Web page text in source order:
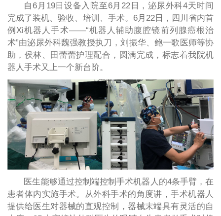
自6月19日设备入院至6月22日，泌尿外科4天时间
完成了装机、验收、培训、手术。6月22日，四川省内首
例Xi机器人手术——“机器人辅助腹腔镜前列腺癌根治
术”由泌尿外科魏强教授执刀，刘振华、鲍一歌医师等协
助，侯林、田蕾蕾护理配合，圆满完成，标志着我院机
器人手术又上一个新台阶。
医生能够通过控制端控制手术机器人的4条手臂，在
患者体内实施手术。从外科手术的角度讲，手术机器人
提供给医生对器械的直观控制，器械末端具有灵活的自